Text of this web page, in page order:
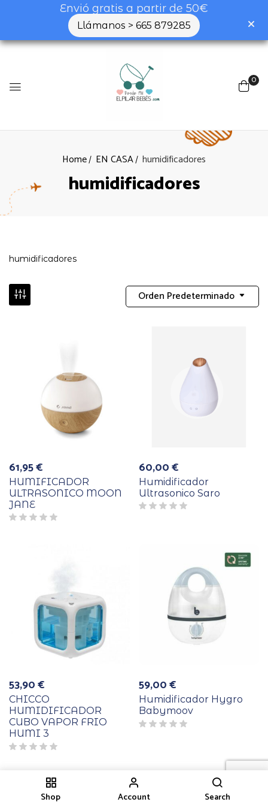
Envió gratis a partir de 50€
Llámanos > 665 879285
0
Shop Account Search
Home EN CASA humidificadores
humidificadores
humidificadores
Orden Predeterminado
61,95€
HUMIFICADOR
ULTRASONICO MOON
JANE
60,00€
Humidificador
Ultrasonico Saro
53,90€
CHICCO
HUMIDIFICADOR
CUBO VAPOR FRIO
HUMI 3
59,00€
Humidificador Hygro
Babymoov